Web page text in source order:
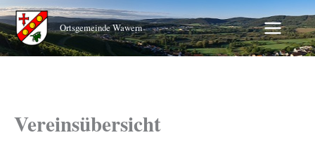
Zum
Inhalt
springen
Ortsgemeinde Wawern
Vereinsübersicht